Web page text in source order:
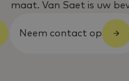
maat. Van Saet is uw
Neem contact op